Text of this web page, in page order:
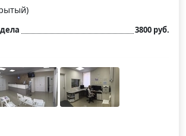
3800 руб.